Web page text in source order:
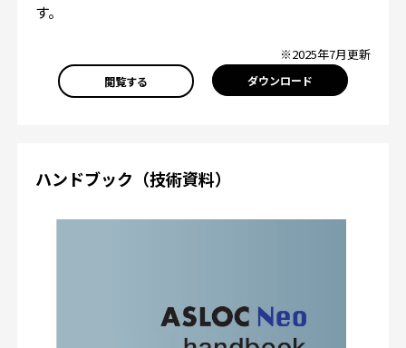
す。
※2025年7月更新
閲覧する ダウンロード
ハンドブック（技術資料）